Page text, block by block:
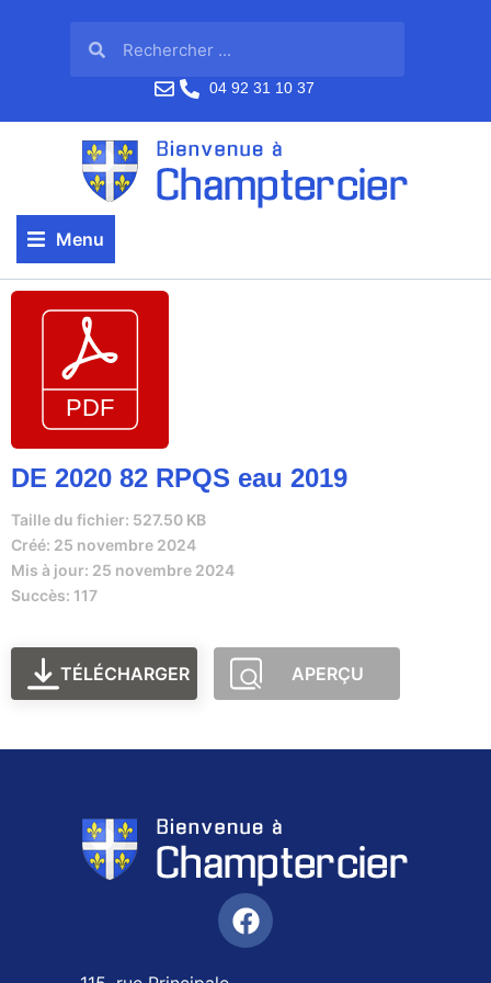
04 92 31 10 37
Menu
DE 2020 82 RPQS eau 2019
Taille du fichier: 527.50 KB
Créé: 25 novembre 2024
Mis à jour: 25 novembre 2024
Succès: 117
TÉLÉCHARGER APERÇU